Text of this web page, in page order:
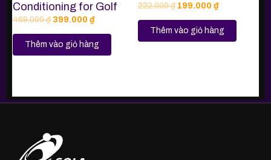
Conditioning for Golf
469.000₫ 399.000 ₫
Thêm vào giỏ hàng
222.000₫ 199.000₫
Thêm vào giỏ hàng